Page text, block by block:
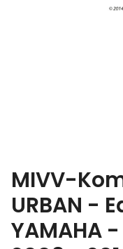
MIVV-
URBAN -
YAMAHA